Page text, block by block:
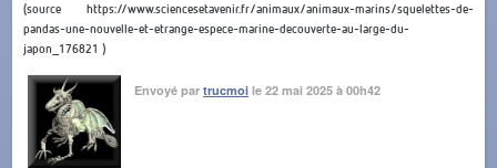
(source https://www.sciencesetavenir.fr/animaux/animaux-marins/squelettes-de-
pandas-une-nouvelle-et-etrange-espece-marine-decouverte-au-large-du-
japon_176821 )
Envoyé partrucmoi le 22 mai 2025 à 00h42